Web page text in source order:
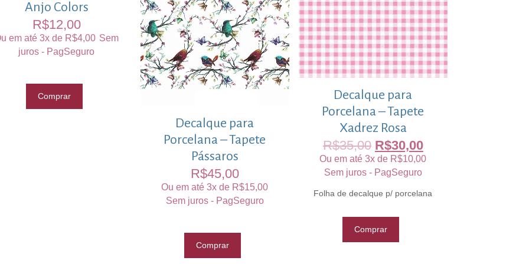
Anjo Colors
R$12,00
em até 3x de R$4,00 Sem
juros - PagSeguro
Comprar
Decalque para
Porcelana – Tapete
Pássaros
R$45,00
Ou em até 3x de R$15,00
Sem juros - PagSeguro
Comprar
Decalque para
Porcelana – Tapete
Xadrez Rosa
R$35,00 R$30,00
Ou em até 3x de R$10,00
Sem juros - PagSeguro
Folha de decalque p/ porcelana
Comprar